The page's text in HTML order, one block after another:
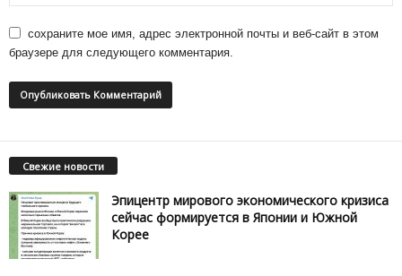
сохраните мое имя, адрес электронной почты и веб-сайт в этом
браузере для следующего комментария.
Свежие новости
Эпицентр мирового экономического кризиса
сейчас формируется в Японии и Южной
Корее